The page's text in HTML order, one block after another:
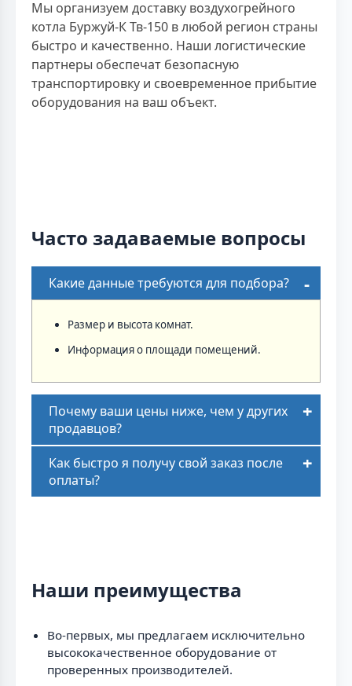
Мы организуем доставку воздухогрейного
котла Буржуй-К Тв-150 в любой регион страны
быстро и качественно. Наши логистические
партнеры обеспечат безопасную
транспортировку и своевременное прибытие
оборудования на ваш объект.
Часто задаваемые вопросы
Какие данные требуются для подбора?
Размер и высота комнат.
Информация о площади помещений.
Почему ваши цены ниже, чем у других
продавцов?
Как быстро я получу свой заказ после
оплаты?
Наши преимущества
Во-первых, мы предлагаем исключительно
высококачественное оборудование от
проверенных производителей.